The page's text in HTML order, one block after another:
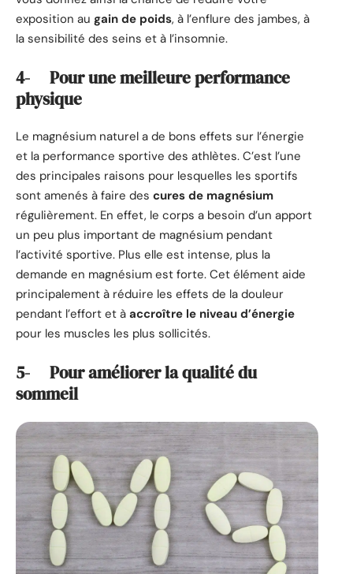
exposition au gain de poids, à l’enflure des jambes, à
la sensibilité des seins et à l’insomnie.
4- Pour une meilleure performance
physique
Le magnésium naturel a de bons effets sur l’énergie
et la performance sportive des athlètes. C’est l’une
des principales raisons pour lesquelles les sportifs
sont amenés à faire des cures de magnésium
régulièrement. En effet, le corps a besoin d’un apport
un peu plus important de magnésium pendant
l’activité sportive. Plus elle est intense, plus la
demande en magnésium est forte. Cet élément aide
principalement à réduire les effets de la douleur
pendant l’effort et à accroître le niveau d’énergie
pour les muscles les plus sollicités.
5- Pour améliorer la qualité du
sommeil